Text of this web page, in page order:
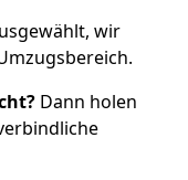
wir
Dann holen